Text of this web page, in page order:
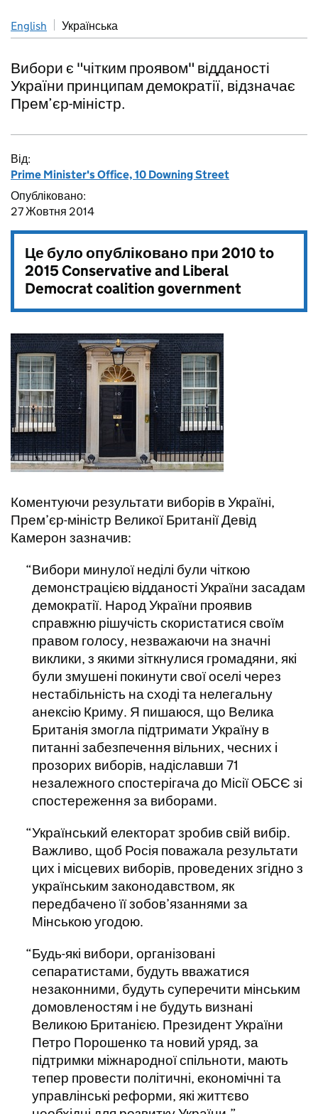
English Українська
Вибори є "чітким проявом" відданості
України принципам демократії, відзначає
Прем’єр-міністр.
Від:
Prime Minister's Office, 10 Downing Street
Опубліковано:
27 Жовтня 2014
Це було опубліковано при2010 to
2015 Conservative and Liberal
Democrat coalition government
Коментуючи результати виборів в Україні,
Прем’єр-міністр Великої Британії Девід
Камерон зазначив:
Вибори минулої неділі були чіткою
демонстрацією відданості України засадам
демократії. Народ України проявив
справжню рішучість скористатися своїм
правом голосу, незважаючи на значні
виклики, з якими зіткнулися громадяни, які
були змушені покинути свої оселі через
нестабільність на сході та нелегальну
анексію Криму. Я пишаюся, що Велика
Британія змогла підтримати Україну в
питанні забезпечення вільних, чесних і
прозорих виборів, надіславши 71
незалежного спостерігача до Місії ОБСЄ зі
спостереження за виборами.
Український електорат зробив свій вибір.
Важливо, щоб Росія поважала результати
цих і місцевих виборів, проведених згідно з
українським законодавством, як
передбачено її зобов’язаннями за
Мінською угодою.
Будь-які вибори, організовані
сепаратистами, будуть вважатися
незаконними, будуть суперечити мінським
домовленостям і не будуть визнані
Великою Британією. Президент України
Петро Порошенко та новий уряд, за
підтримки міжнародної спільноти, мають
тепер провести політичні, економічні та
управлінські реформи, які життєво